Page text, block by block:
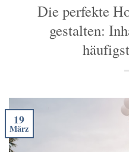
Die perfekte
gestalten:
19
März